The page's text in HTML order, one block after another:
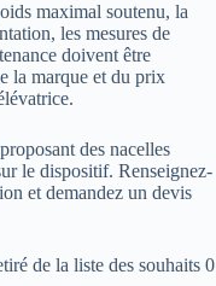
maximal soutenu, la
les mesures de
doivent être
la marque et du prix
des nacelles
le dispositif. Renseignez-
et demandez un devis
de la liste des souhaits 0